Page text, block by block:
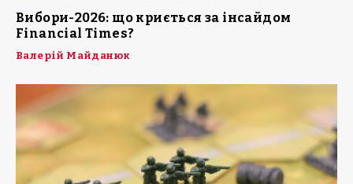
Вибори-2026: що криється за інсайдом
Financial Times?
Валерій Майданюк